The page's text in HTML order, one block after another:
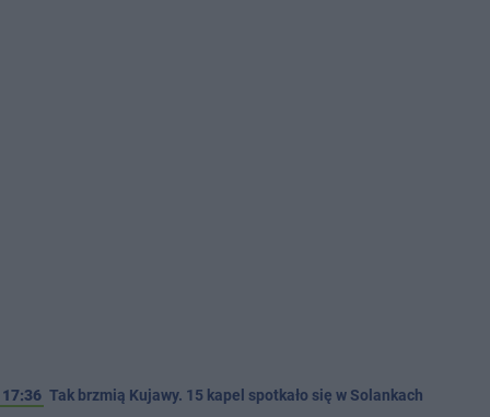
17:36 Tak brzmią Kujawy. 15 kapel spotkało się w Solankach